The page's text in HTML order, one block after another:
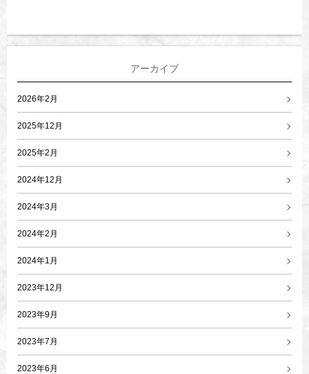
アーカイブ
2026年2月
2025年12月
2025年2月
2024年12月
2024年3月
2024年2月
2024年1月
2023年12月
2023年9月
2023年7月
2023年6月